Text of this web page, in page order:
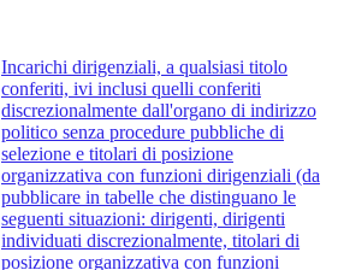
Incarichi dirigenziali, a qualsiasi titolo
conferiti, ivi inclusi quelli conferiti
discrezionalmente dall'organo di indirizzo
politico senza procedure pubbliche di
selezione e titolari di posizione
organizzativa con funzioni dirigenziali (da
pubblicare in tabelle che distinguano le
seguenti situazioni: dirigenti, dirigenti
individuati discrezionalmente, titolari di
posizione organizzativa con funzioni